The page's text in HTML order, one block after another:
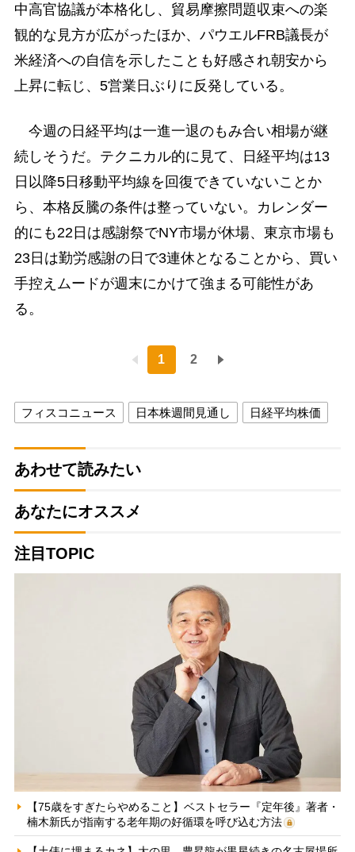
中高官協議が本格化し、貿易摩擦問題収束への楽
観的な見方が広がったほか、パウエルFRB議長が
米経済への自信を示したことも好感され朝安から
上昇に転じ、5営業日ぶりに反発している。
今週の日経平均は一進一退のもみ合い相場が継
続しそうだ。テクニカル的に見て、日経平均は13
日以降5日移動平均線を回復できていないことか
ら、本格反騰の条件は整っていない。カレンダー
的にも22日は感謝祭でNY市場が休場、東京市場も
23日は勤労感謝の日で3連休となることから、買い
手控えムードが週末にかけて強まる可能性があ
る。
1 2
フィスコニュース 日本株週間見通し 日経平均株価
あわせて読みたい
あなたにオススメ
注目TOPIC
【75歳をすぎたらやめること】ベストセラー『定年後』著者・
楠木新氏が指南する老年期の好循環を呼び込む方法